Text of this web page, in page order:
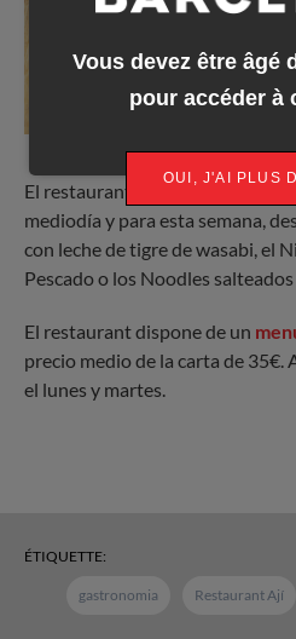
El restaurante ofrece
mediodía y para esta semana,
con leche de tigre de wasabi, el
Pescado o los Noodles
El restaurant dispone de un
precio medio de la carta de 35€.
el lunes y martes.
ÉTIQUETTE:
gastronomia Restaurant Ají
Vous devez être âgé
pour accéder à
OUI, J'AI PLUS